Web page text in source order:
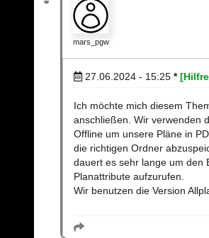
mars_pgw
27.06.2024 - 15:25 *
Ich möchte mich diesem
anschließen. Wir verwenden
Offline um unsere Pläne in
die richtigen Ordner
dauert es sehr lange um den
Planattribute aufzurufen.
Wir benutzen die Version